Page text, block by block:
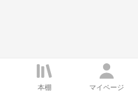
本棚 マイページ